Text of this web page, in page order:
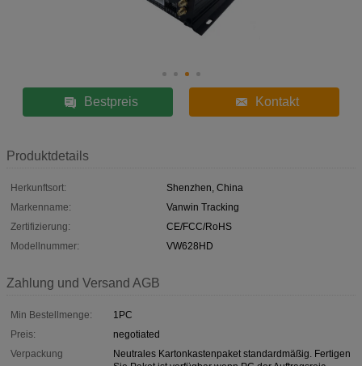
Bestpreis Kontakt
Produktdetails
Herkunftsort:
Shenzhen, China
Markenname:
Vanwin Tracking
Zertifizierung:
CE/FCC/RoHS
Modellnummer:
VW628HD
Zahlung und Versand AGB
Min Bestellmenge:
1PC
Preis:
negotiated
Verpackung
Neutrales Kartonkastenpaket standardmäßig. Fertigen